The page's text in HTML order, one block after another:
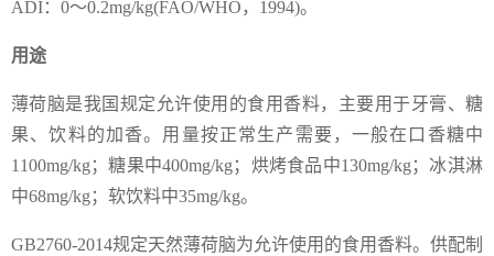
ADI：0～0.2mg/kg(FAO/WHO，1994)。
用途
薄荷脑是我国规定允许使用的食用香料，主要用于牙膏、糖
果、饮料的加香。用量按正常生产需要，一般在口香糖中
1100mg/kg；糖果中400mg/kg；烘烤食品中130mg/kg；冰淇淋
中68mg/kg；软饮料中35mg/kg。
GB2760-2014规定天然薄荷脑为允许使用的食用香料。供配制